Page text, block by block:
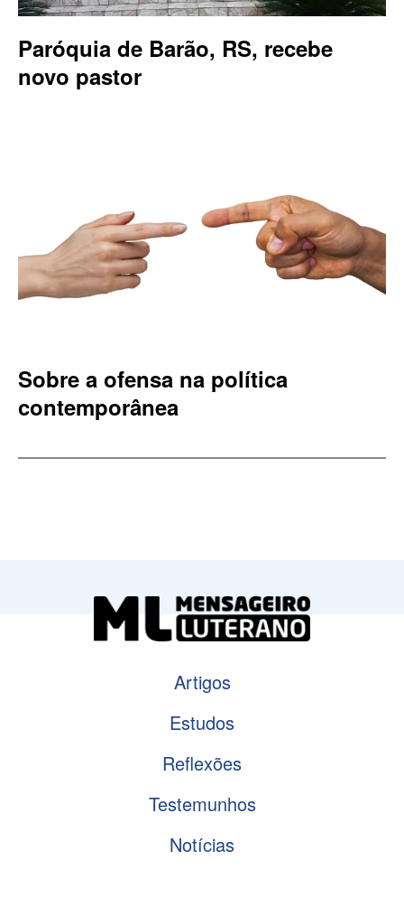
Paróquia de Barão, RS, recebe
novo pastor
Sobre a ofensa na política
contemporânea
Artigos
Estudos
Reflexões
Testemunhos
Notícias